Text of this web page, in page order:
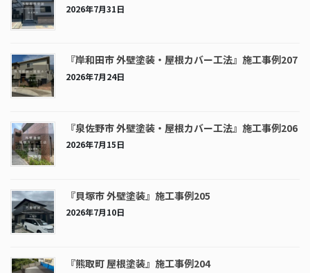
2026年7月31日
『岸和田市 外壁塗装・屋根カバー工法』施工事例207
2026年7月24日
『泉佐野市 外壁塗装・屋根カバー工法』施工事例206
2026年7月15日
『貝塚市 外壁塗装』施工事例205
2026年7月10日
『熊取町 屋根塗装』施工事例204